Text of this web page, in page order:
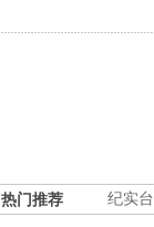
纪实台
热门推荐